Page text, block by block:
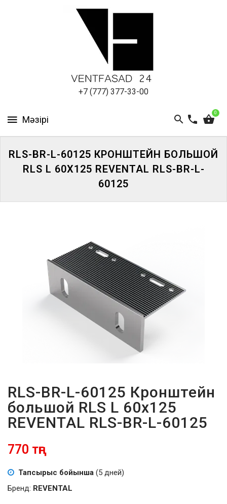
+7 (777) 377-33-00
0
ПАНЕЛИ
ҰМЫТТЫҢЫЗ
RLS-BR-L-60125 КРОНШТЕЙН БОЛЬШОЙ
RLS L 60X125 REVENTAL RLS-BR-L-
60125
RLS-BR-L-60125 Кронштейн
большой RLS L 60x125
REVENTAL RLS-BR-L-60125
770 тңг
Тапсырыс бойынша (5 дней)
Бренд: REVENTAL